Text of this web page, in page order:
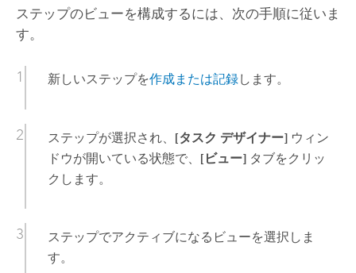
ステップのビューを構成するには、次の手順に従いま
す。
新しいステップを作成または記録します。
ステップが選択され、 [タスク デザイナー]ウィン
ドウが開いている状態で、 [ビュー]タブをクリッ
クします。
ステップでアクティブになるビューを選択しま
す。